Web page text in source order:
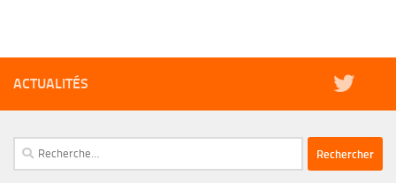
ACTUALITÉS
Rechercher :